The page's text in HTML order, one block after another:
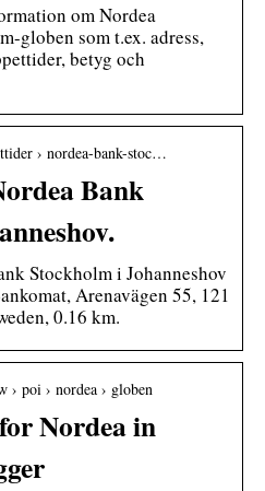
om Nordea
globen som t.ex. adress,
betyg och
› nordea-bank-stoc…
Bank
Stockholm i Johanneshov
Arenavägen 55, 121
0.16 km.
› poi › nordea › globen
Nordea in